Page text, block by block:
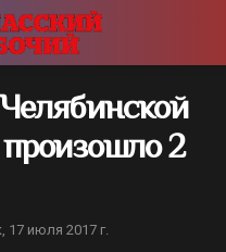
произошло 2
17 июля 2017 г.